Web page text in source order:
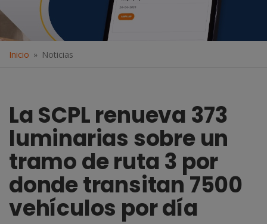
Inicio Noticias
La SCPL renueva 373
luminarias sobre un
tramo de ruta 3 por
donde transitan 7500
vehículos por día